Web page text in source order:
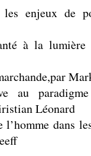
enjeux de
à la lumière
au
Léonard
dans